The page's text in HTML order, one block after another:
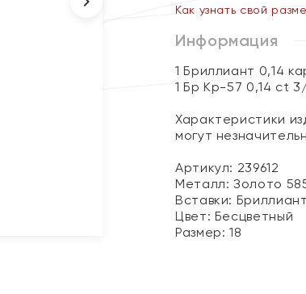
Как узнать свой
Информация
1 Бриллиант 0,14
1 Бр Кр-57 0,14 ct
Характеристики
могут
Артикул: 239612
Металл:Золото
Вставки: Бриллиант
Цвет: Бесцветный
Размер:18